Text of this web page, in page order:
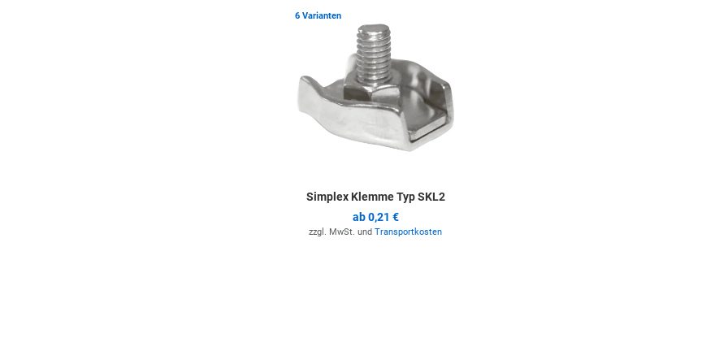
6 Varianten
Simplex Klemme Typ SKL2
ab0,21 €
zzgl. MwSt. und Transportkosten